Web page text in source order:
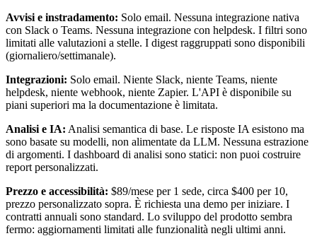
Avvisi e instradamento: Solo email. Nessuna integrazione nativa
con Slack o Teams. Nessuna integrazione con helpdesk. I filtri sono
limitati alle valutazioni a stelle. I digest raggruppati sono disponibili
(giornaliero/settimanale).
Integrazioni: Solo email. Niente Slack, niente Teams, niente
helpdesk, niente webhook, niente Zapier. L'API è disponibile su
piani superiori ma la documentazione è limitata.
Analisi e IA: Analisi semantica di base. Le risposte IA esistono ma
sono basate su modelli, non alimentate da LLM. Nessuna estrazione
di argomenti. I dashboard di analisi sono statici: non puoi costruire
report personalizzati.
Prezzo e accessibilità: $89/mese per 1 sede, circa $400 per 10,
prezzo personalizzato sopra. È richiesta una demo per iniziare. I
contratti annuali sono standard. Lo sviluppo del prodotto sembra
fermo: aggiornamenti limitati alle funzionalità negli ultimi anni.